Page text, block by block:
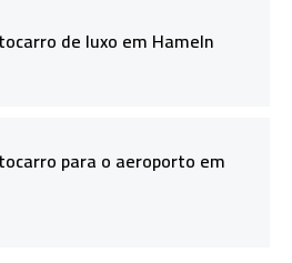
de luxo em Hameln
para o aeroporto em